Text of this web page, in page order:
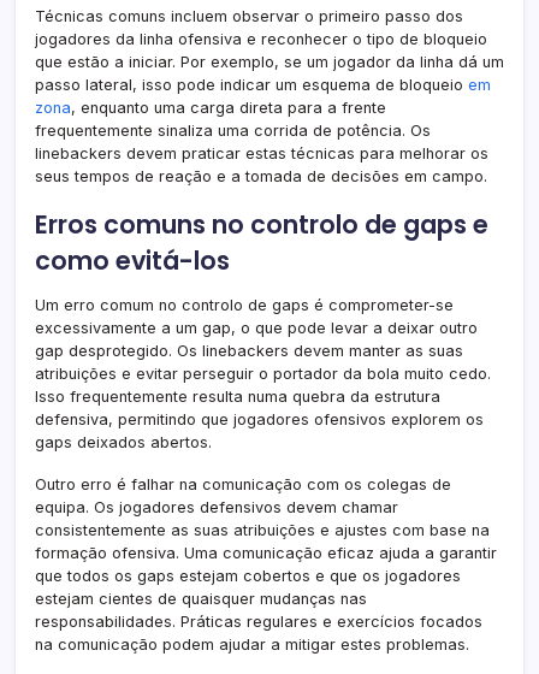
Técnicas comuns incluem observar o primeiro passo dos
jogadores da linha ofensiva e reconhecer o tipo de bloqueio
que estão a iniciar. Por exemplo, se um jogador da linha dá um
passo lateral, isso pode indicar um esquema de bloqueio em
zona, enquanto uma carga direta para a frente
frequentemente sinaliza uma corrida de potência. Os
linebackers devem praticar estas técnicas para melhorar os
seus tempos de reação e a tomada de decisões em campo.
Erros comuns no controlo de gaps e
como evitá-los
Um erro comum no controlo de gaps é comprometer-se
excessivamente a um gap, o que pode levar a deixar outro
gap desprotegido. Os linebackers devem manter as suas
atribuições e evitar perseguir o portador da bola muito cedo.
Isso frequentemente resulta numa quebra da estrutura
defensiva, permitindo que jogadores ofensivos explorem os
gaps deixados abertos.
Outro erro é falhar na comunicação com os colegas de
equipa. Os jogadores defensivos devem chamar
consistentemente as suas atribuições e ajustes com base na
formação ofensiva. Uma comunicação eficaz ajuda a garantir
que todos os gaps estejam cobertos e que os jogadores
estejam cientes de quaisquer mudanças nas
responsabilidades. Práticas regulares e exercícios focados
na comunicação podem ajudar a mitigar estes problemas.